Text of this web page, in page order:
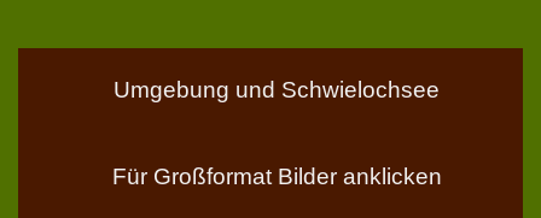
Umgebung und Schwielochsee
Für Großformat Bilder anklicken